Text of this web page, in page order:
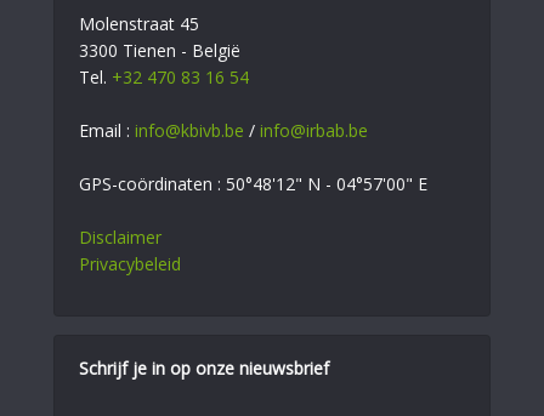
Molenstraat 45
3300 Tienen - België
Tel. +32 470 83 16 54
Email : info@kbivb.be / info@irbab.be
GPS-coördinaten : 50°48'12" N - 04°57'00" E
Disclaimer
Privacybeleid
Schrijf je in op onze nieuwsbrief